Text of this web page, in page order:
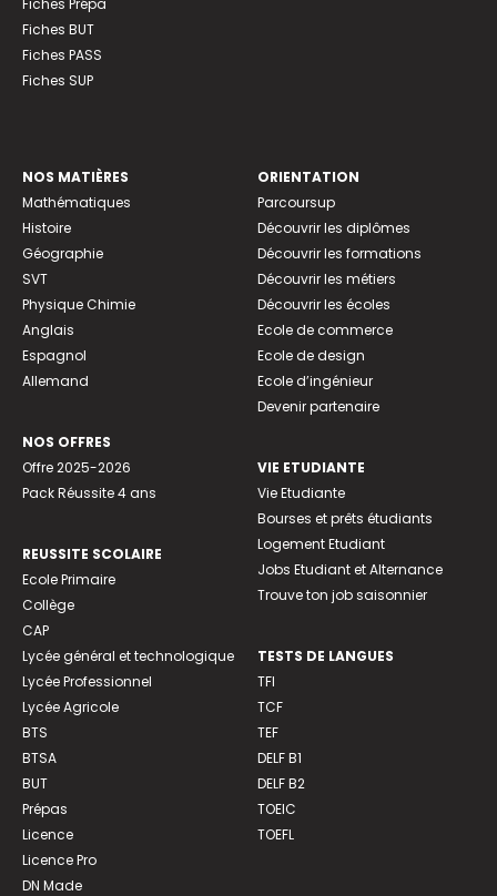
Fiches Prépa
Fiches BUT
Fiches PASS
Fiches SUP
NOS MATIÈRES
Mathématiques
Histoire
Géographie
SVT
Physique Chimie
Anglais
Espagnol
Allemand
NOS OFFRES
Offre 2025-2026
Pack Réussite 4 ans
REUSSITE SCOLAIRE
Ecole Primaire
Collège
CAP
Lycée général et technologique
Lycée Professionnel
Lycée Agricole
BTS
BTSA
BUT
Prépas
Licence
Licence Pro
DN Made
ORIENTATION
Parcoursup
Découvrir les diplômes
Découvrir les formations
Découvrir les métiers
Découvrir les écoles
Ecole de commerce
Ecole de design
Ecole d’ingénieur
Devenir partenaire
VIE ETUDIANTE
Vie Etudiante
Bourses et prêts étudiants
Logement Etudiant
Jobs Etudiant et Alternance
Trouve ton job saisonnier
TESTS DE LANGUES
TFI
TCF
TEF
DELF B1
DELF B2
TOEIC
TOEFL